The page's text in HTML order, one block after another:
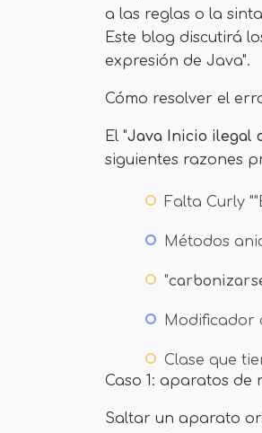
a las reglas o la
Este blog discutirá
expresión de Java".
Cómo resolver el
El "Java Inicio ilegal
siguientes razones
Falta Curly
Métodos
"
Modificador
Clase que
Caso 1: aparatos de
Saltar un aparato